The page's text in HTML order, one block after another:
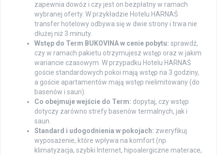
zapewnia dowóz i czy jest on bezpłatny w ramach
wybranej oferty. W przykładzie Hotelu HARNAŚ
transfer hotelowy odbywa się w dwie strony i trwa nie
dłużej niż 3 minuty.
Wstęp do Term BUKOVINA w cenie pobytu: sprawdź,
czy w ramach pakietu otrzymujesz wstęp oraz w jakim
wariancie czasowym. W przypadku Hotelu HARNAŚ
goście standardowych pokoi mają wstęp na 3 godziny,
a goście apartamentów mają wstęp nielimitowany (do
basenów i saun).
Co obejmuje wejście do Term: dopytaj, czy wstęp
dotyczy zarówno strefy basenów termalnych, jak i
saun.
Standard i udogodnienia w pokojach: zweryfikuj
wyposażenie, które wpływa na komfort (np.
klimatyzacja, szybki Internet, hipoalergiczne materace,